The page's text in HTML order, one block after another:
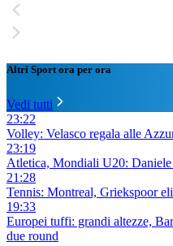
Altri Sport ora per ora
Vedi tutti
23:22
Volley: Velasco regala alle
23:19
Atletica, Mondiali U20:
21:28
Tennis: Montreal, Griekspoor
19:33
Europei tuffi: grandi altezze,
due round